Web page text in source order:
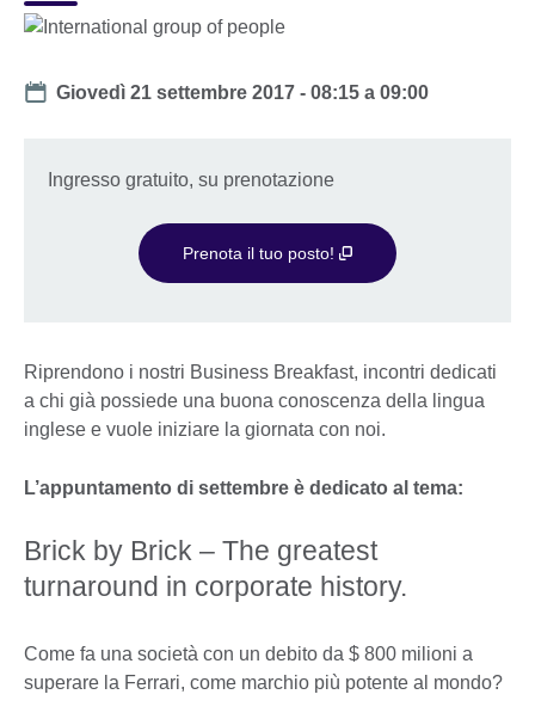
Date
Giovedì 21 settembre 2017 -08:15 a09:00
Ingresso gratuito, su prenotazione
Prenota il tuo posto!
Riprendono i nostri Business Breakfast, incontri dedicati
a chi già possiede una buona conoscenza della lingua
inglese e vuole iniziare la giornata con noi.
L’appuntamento di settembre è dedicato al tema:
Brick by Brick – The greatest
turnaround in corporate history.
Come fa una società con un debito da $ 800 milioni a
superare la Ferrari, come marchio più potente al mondo?